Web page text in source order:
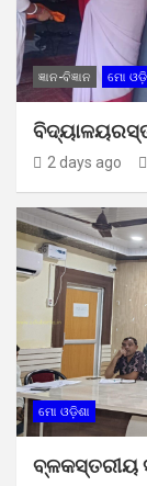
ଜ୍ଞାନ-ବିଜ୍ଞାନ ମୋ
2 days ago
ମୋ ଓଡ଼ିଶା
ବ୍ଳକସ୍ତରୀୟ